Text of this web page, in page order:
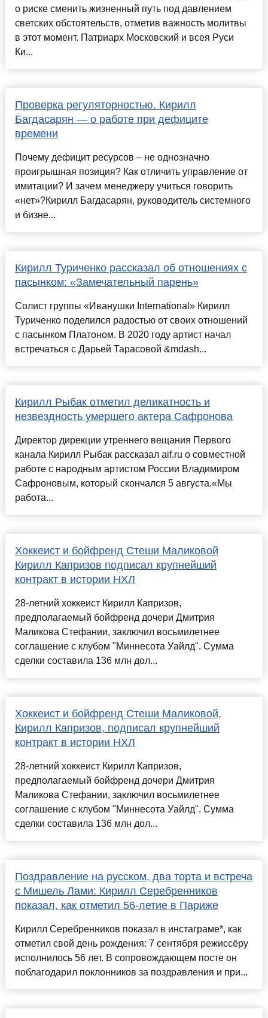
о риске сменить жизненный путь под давлением
светских обстоятельств, отметив важность молитвы
в этот момент. Патриарх Московский и всея Руси
Ки...
Проверка регуляторностью. Кирилл
Багдасарян — о работе при дефиците
времени
Почему дефицит ресурсов – не однозначно
проигрышная позиция? Как отличить управление от
имитации? И зачем менеджеру учиться говорить
«нет»?Кирилл Багдасарян, руководитель системного
и бизне...
Кирилл Туриченко рассказал об отношениях с
пасынком: «Замечательный парень»
Солист группы «Иванушки International» Кирилл
Туриченко поделился радостью от своих отношений
с пасынком Платоном. В 2020 году артист начал
встречаться с Дарьей Тарасовой &mdash...
Кирилл Рыбак отметил деликатность и
незвездность умершего актера Сафронова
Директор дирекции утреннего вещания Первого
канала Кирилл Рыбак рассказал aif.ru о совместной
работе с народным артистом России Владимиром
Сафроновым, который скончался 5 августа.«Мы
работа...
Хоккеист и бойфренд Стеши Маликовой
Кирилл Капризов подписал крупнейший
контракт в истории НХЛ
28-летний хоккеист Кирилл Капризов,
предполагаемый бойфренд дочери Дмитрия
Маликова Стефании, заключил восьмилетнее
соглашение с клубом "Миннесота Уайлд". Сумма
сделки составила 136 млн дол...
Хоккеист и бойфренд Стеши Маликовой,
Кирилл Капризов, подписал крупнейший
контракт в истории НХЛ
28-летний хоккеист Кирилл Капризов,
предполагаемый бойфренд дочери Дмитрия
Маликова Стефании, заключил восьмилетнее
соглашение с клубом "Миннесота Уайлд". Сумма
сделки составила 136 млн дол...
Поздравление на русском, два торта и встреча
с Мишель Лами: Кирилл Серебренников
показал, как отметил 56-летие в Париже
Кирилл Серебренников показал в инстаграме*, как
отметил свой день рождения: 7 сентября режиссёру
исполнилось 56 лет. В сопровождающем посте он
поблагодарил поклонников за поздравления и при...